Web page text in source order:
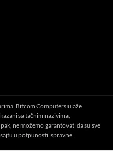
Bitcom Computers ulaže
sa tačnim nazivima,
ne možemo garantovati da su sve
u potpunosti ispravne.